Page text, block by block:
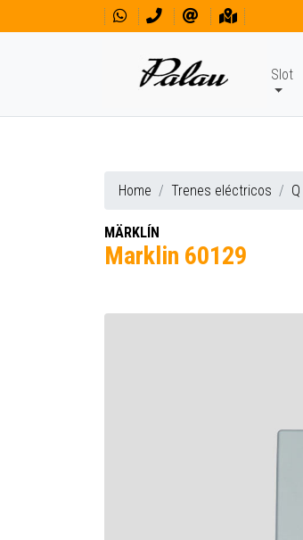
Slot
Home Trenes eléctricos
MÄRKLÍN
Marklin 60129